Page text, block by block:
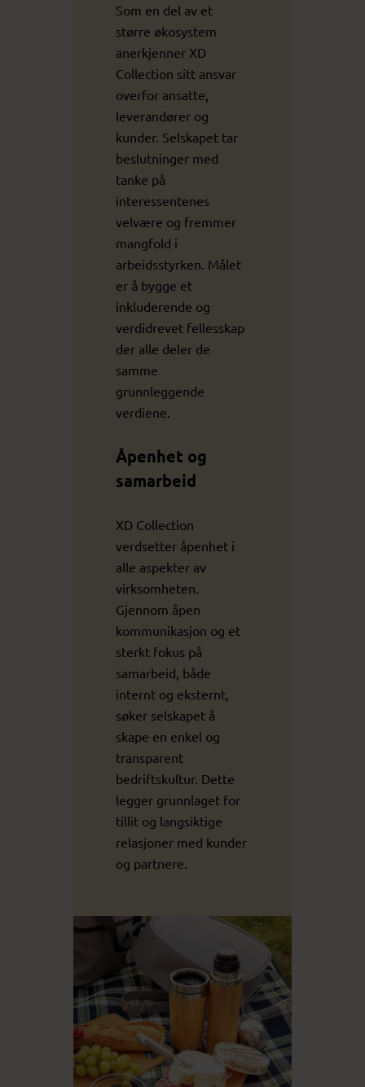
Som en del av et
større økosystem
anerkjenner XD
Collection sitt ansvar
overfor ansatte,
leverandører og
kunder. Selskapet tar
beslutninger med
tanke på
interessentenes
velvære og fremmer
mangfold i
arbeidsstyrken. Målet
er å bygge et
inkluderende og
verdidrevet fellesskap
der alle deler de
samme
grunnleggende
verdiene.
Åpenhet og
samarbeid
XD Collection
verdsetter åpenhet i
alle aspekter av
virksomheten.
Gjennom åpen
kommunikasjon og et
sterkt fokus på
samarbeid, både
internt og eksternt,
søker selskapet å
skape en enkel og
transparent
bedriftskultur. Dette
legger grunnlaget for
tillit og langsiktige
relasjoner med kunder
og partnere.